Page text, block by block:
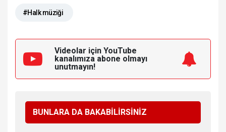
#Halk müziği
Videolar için YouTube
kanalımıza abone olmayı
unutmayın!
BUNLARA DA BAKABİLİRSİNİZ